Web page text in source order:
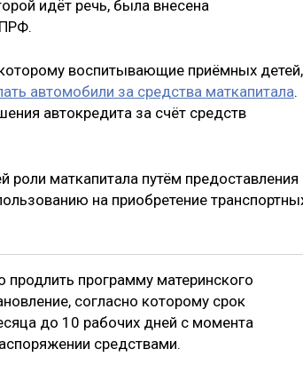
идёт речь, была внесена
воспитывающие приёмных детей,
автомобили за средства маткапитала.
автокредита за счёт средств
роли маткапитала путём предоставления
на приобретение
программу материнского
согласно которому срок
до 10 рабочих дней с момента
средствами.